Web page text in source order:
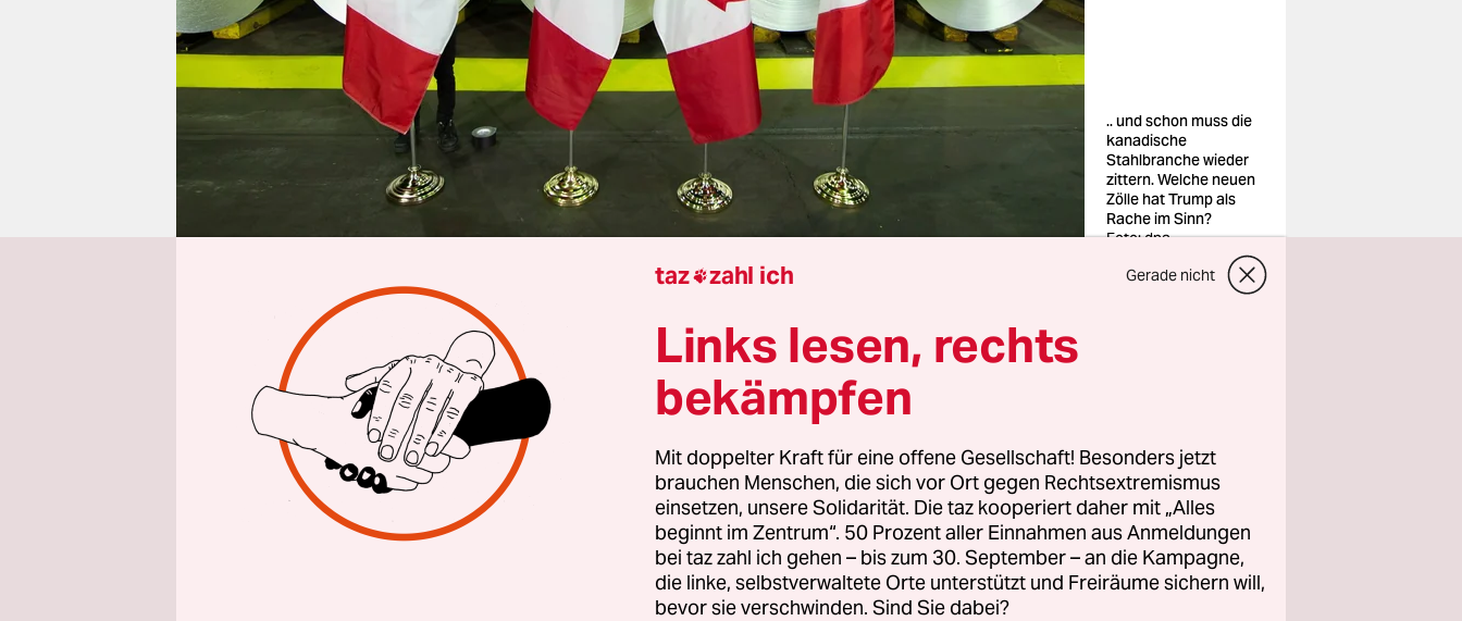
unterstützen
abo
epaper login
.. und schon muss die
kanadische
Stahlbranche wieder
zittern. Welche neuen
Zölle hat Trump als
Rache im Sinn?
Foto: dpa
Aus Washington
Die US-Regierung hat die
Verhandlungen über ein neues
Handelsabkommen mit Kanadaabrupt beendet. Grund für die
unerwartete Entscheidung ist eine neue digitale Dienstleistungssteuer,
die am Montag in Kanada in Kraft tritt. Diese neue Steuer soll sowohl
auf kanadische als auch auf ausländische Firmen erhoben werden. US-
Präsident Donald Trump bezeichnete die Einführung als einen
„direkten und eklatanten Angriff auf unser Land“.
taz zahl ich Gerade nicht
Links lesen, rechts
bekämpfen
Mit doppelter Kraft für eine offene Gesellschaft! Besonders jetzt
brauchen Menschen, die sich vor Ort gegen Rechtsextremismus
einsetzen, unsere Solidarität. Die taz kooperiert daher mit „Alles
beginnt im Zentrum“. 50 Prozent aller Einnahmen aus Anmeldungen
bei taz zahl ich gehen – bis zum 30. September – an die Kampagne,
die linke, selbstverwaltete Orte unterstützt und Freiräume sichern will,
bevor sie verschwinden. Sind Sie dabei?